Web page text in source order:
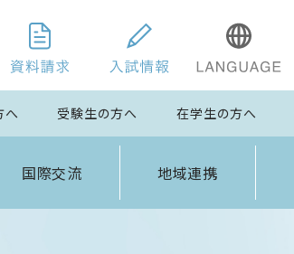
へ 受験生の方へ 在学生の方へ
国際交流 地域連携